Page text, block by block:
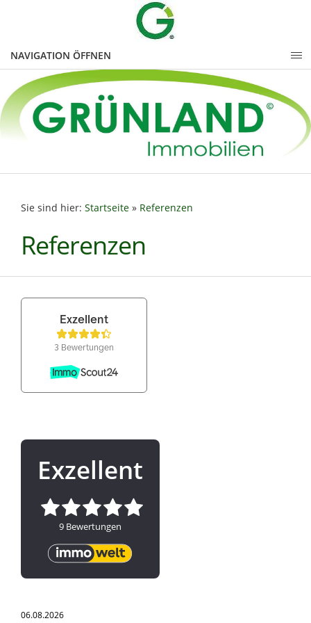
NAVIGATION ÖFFNEN
Sie sind hier: Startseite » Referenzen
Referenzen
06.08.2026